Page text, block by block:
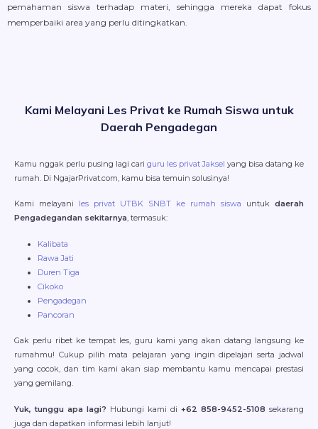
pemahaman siswa terhadap materi, sehingga mereka dapat fokus
memperbaiki area yang perlu ditingkatkan.
Kami Melayani Les Privat ke Rumah Siswa untuk
Daerah Pengadegan
Kamu nggak perlu pusing lagi cari guru les privat Jaksel yang bisa datang ke
rumah. Di NgajarPrivat.com, kamu bisa temuin solusinya!
Kami melayani les privat UTBK SNBT ke rumah siswa untuk daerah
Pengadegandan sekitarnya, termasuk:
Kalibata
Rawa Jati
Duren Tiga
Cikoko
Pengadegan
Pancoran
Gak perlu ribet ke tempat les, guru kami yang akan datang langsung ke
rumahmu! Cukup pilih mata pelajaran yang ingin dipelajari serta jadwal
yang cocok, dan tim kami akan siap membantu kamu mencapai prestasi
yang gemilang.
Yuk, tunggu apa lagi? Hubungi kami di +62 858-9452-5108 sekarang
juga dan dapatkan informasi lebih lanjut!